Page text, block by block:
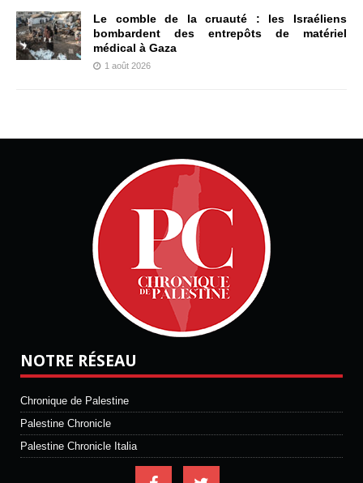
Le comble de la cruauté : les Israéliens
bombardent des entrepôts de matériel
médical à Gaza
1 août 2026
NOTRE RÉSEAU
Chronique de Palestine
Palestine Chronicle
Palestine Chronicle Italia